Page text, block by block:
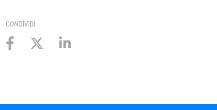
CONDIVIDI